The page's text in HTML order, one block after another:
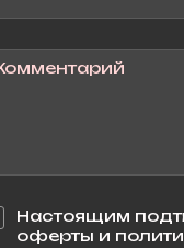
Настоящим
оферты и